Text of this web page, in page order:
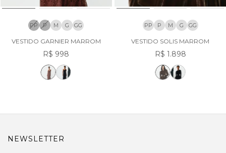
PP P M G GG
VESTIDO GARNIER MARROM
R$ 998
PP P M G GG
VESTIDO SOLIS MARROM
R$ 1.898
NEWSLETTER